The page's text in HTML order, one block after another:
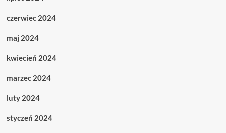
czerwiec 2024
maj 2024
kwiecień 2024
marzec 2024
luty 2024
styczeń 2024